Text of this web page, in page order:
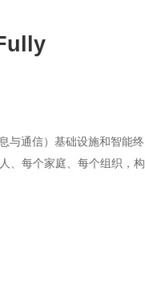
与通信）基础设施和智能终
、每个家庭、每个组织，构